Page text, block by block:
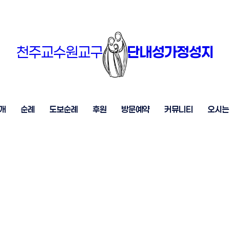
천주교수원교구 단내성가정성지
순례 도보순례 후원 방문예약 커뮤니티 오시